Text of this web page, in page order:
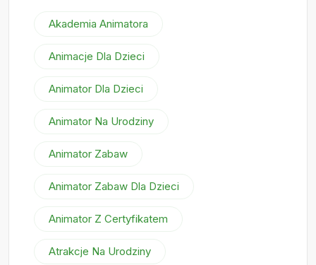
Akademia Animatora
Animacje Dla Dzieci
Animator Dla Dzieci
Animator Na Urodziny
Animator Zabaw
Animator Zabaw Dla Dzieci
Animator Z Certyfikatem
Atrakcje Na Urodziny